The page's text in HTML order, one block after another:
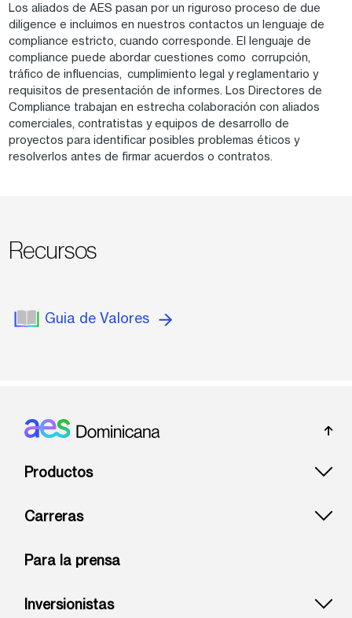
Los aliados de AES pasan por un riguroso proceso de due
diligence e incluimos en nuestros contactos un lenguaje de
compliance estricto, cuando corresponde. El lenguaje de
compliance puede abordar cuestiones como corrupción,
tráfico de influencias, cumplimiento legal y reglamentario y
requisitos de presentación de informes. Los Directores de
Compliance trabajan en estrecha colaboración con aliados
comerciales, contratistas y equipos de desarrollo de
proyectos para identificar posibles problemas éticos y
resolverlos antes de firmar acuerdos o contratos.
Recursos
Guia de Valores
Footer: Dominicana
Productos
Carreras
Para la prensa
Inversionistas